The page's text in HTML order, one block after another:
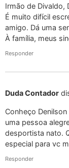
Irmão de Divaldo,
É muito difícil
amigo. Dá uma
À família, meus
Responder
Duda Contador
Conheço
uma pessoa
desportista nato.
especial para vc
Responder